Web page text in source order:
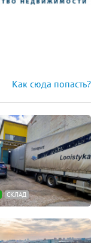
Как сюда попасть?
СКЛАД